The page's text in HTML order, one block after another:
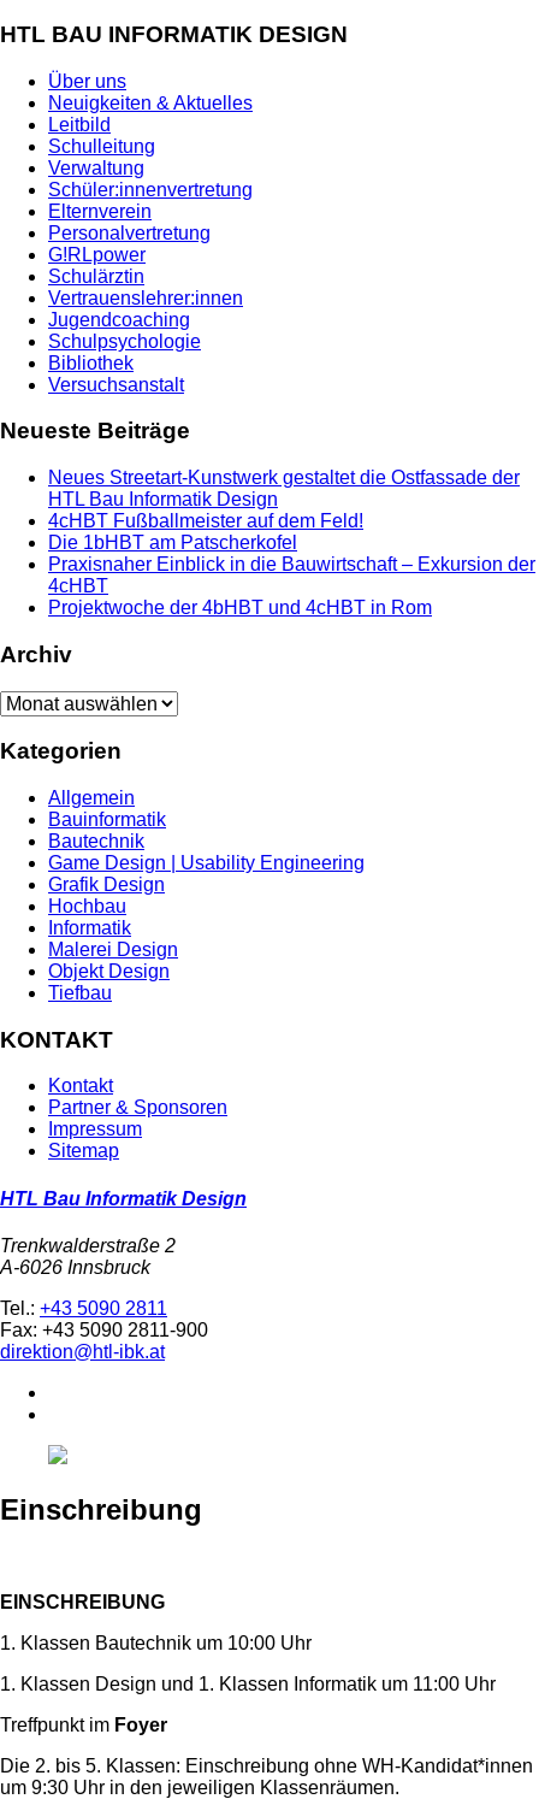
HTL BAU INFORMATIK DESIGN
Über uns
Neuigkeiten & Aktuelles
Leitbild
Schulleitung
Verwaltung
Schüler:innenvertretung
Elternverein
Personalvertretung
G!RLpower
Schulärztin
Vertrauenslehrer:innen
Jugendcoaching
Schulpsychologie
Bibliothek
Versuchsanstalt
Neueste Beiträge
Neues Streetart-Kunstwerk gestaltet die Ostfassade der
HTL Bau Informatik Design
4cHBT Fußballmeister auf dem Feld!
Die 1bHBT am Patscherkofel
Praxisnaher Einblick in die Bauwirtschaft – Exkursion der
4cHBT
Projektwoche der 4bHBT und 4cHBT in Rom
Archiv
Archiv
Kategorien
Allgemein
Bauinformatik
Bautechnik
Game Design | Usability Engineering
Grafik Design
Hochbau
Informatik
Malerei Design
Objekt Design
Tiefbau
KONTAKT
Kontakt
Partner & Sponsoren
Impressum
Sitemap
HTL Bau Informatik Design
Trenkwalderstraße 2
A-6026 Innsbruck
Tel.: +43 5090 2811
Fax: +43 5090 2811-900
direktion@htl-ibk.at
Einschreibung
EINSCHREIBUNG
1. Klassen Bautechnik um 10:00 Uhr
1. Klassen Design und 1. Klassen Informatik um 11:00 Uhr
Treffpunkt im Foyer
Die 2. bis 5. Klassen: Einschreibung ohne WH-Kandidat*innen
um 9:30 Uhr in den jeweiligen Klassenräumen.